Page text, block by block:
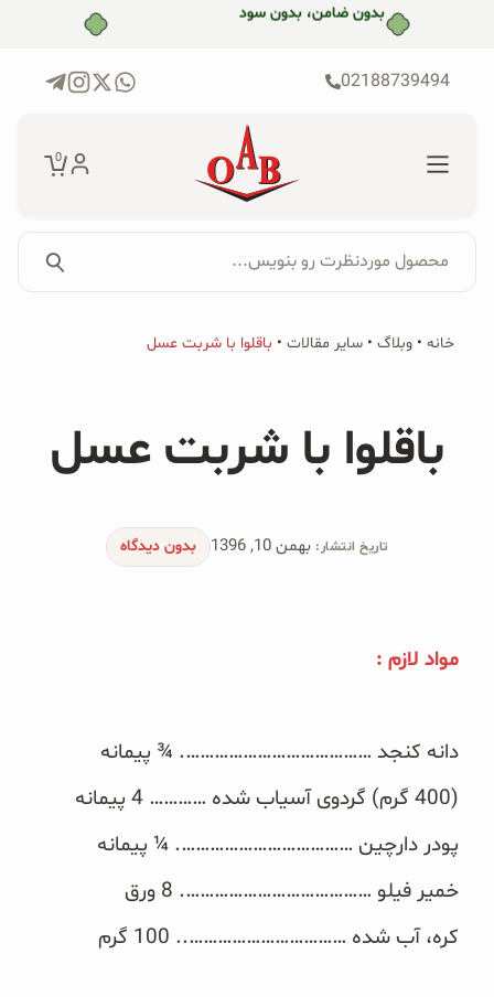
بدون ضامن، بدون سود
02188739494
0
برای:
جستجو...
پکیج‌ها
محصولات ارگانیک
پودر کیک جو دوسر
دانه چیا
چاشنی‌ها و سرکه‌‌ها
زیتون و روغن زیتون
رایس کیک
محصول موردنظرت رو بنویس...
خانه • وبلاگ • سایر مقالات • باقلوا با شربت عسل
باقلوا با شربت عسل
تاریخ انتشار: بهمن 10, 1396 بدون دیدگاه
مواد لازم :‏‎
دانه کنجد ………………………………….‏‎ ¾ ‎پیمانه‎
‏(400 گرم) گردوی آسیاب شده …………‏‎ 4 ‎پیمانه‎
پودر دارچین ……………………………….‏‎ ¼ ‎پیمانه‎
خمیر فیلو ………………………………….‏‎ 8 ‎ورق‎
کره، آب شده ……………………………..‏‎ 100 ‎گرم‎